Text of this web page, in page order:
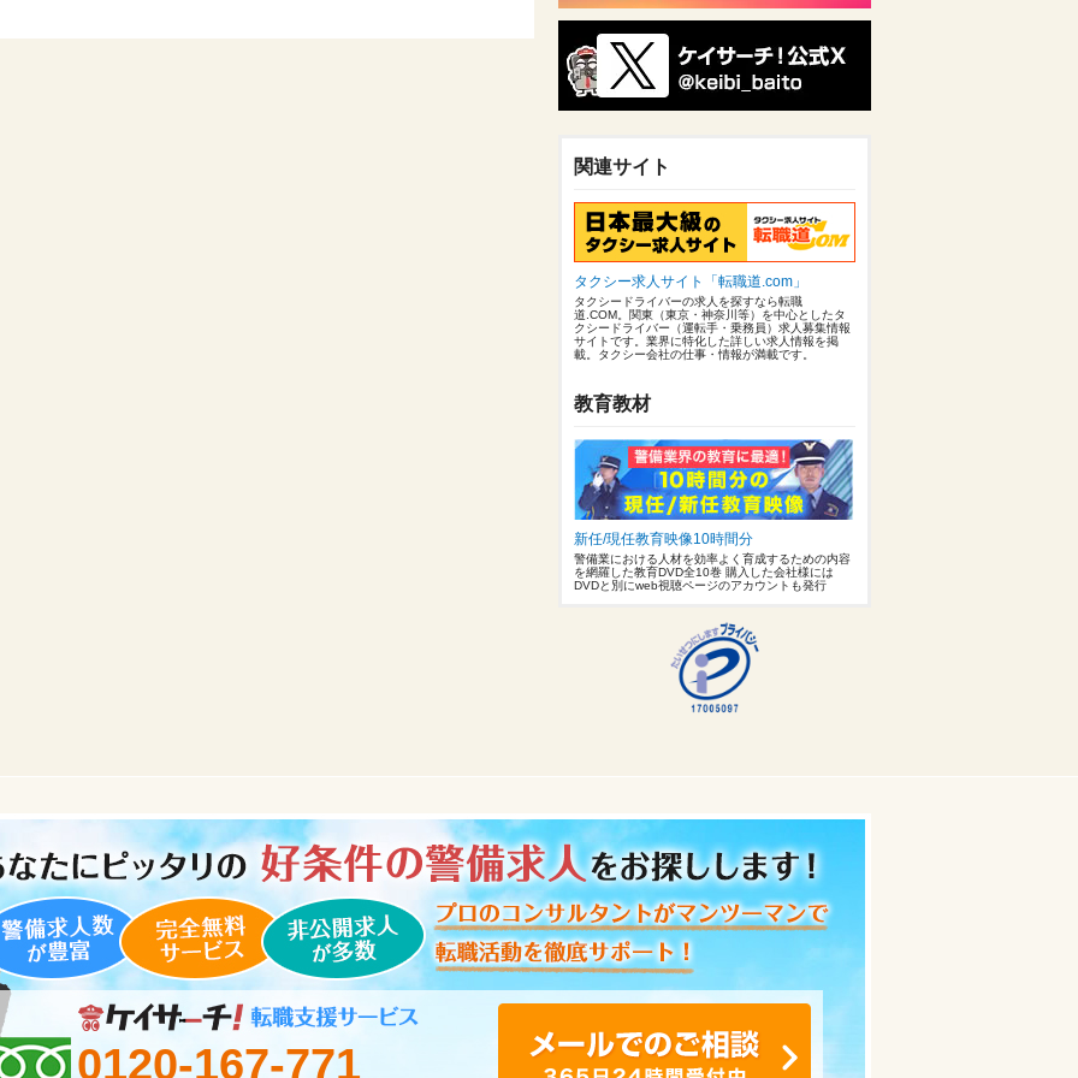
関連サイト
タクシー求人サイト「転職道.com」
タクシードライバーの求人を探すなら転職
道.COM。関東（東京・神奈川等）を中心としたタ
クシードライバー（運転手・乗務員）求人募集情報
サイトです。業界に特化した詳しい求人情報を掲
載。タクシー会社の仕事・情報が満載です。
教育教材
新任/現任教育映像10時間分
警備業における人材を効率よく育成するための内容
を網羅した教育DVD全10巻 購入した会社様には
DVDと別にweb視聴ページのアカウントも発行
0120-167-771